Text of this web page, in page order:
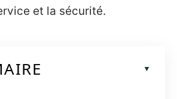
et la sécurité.